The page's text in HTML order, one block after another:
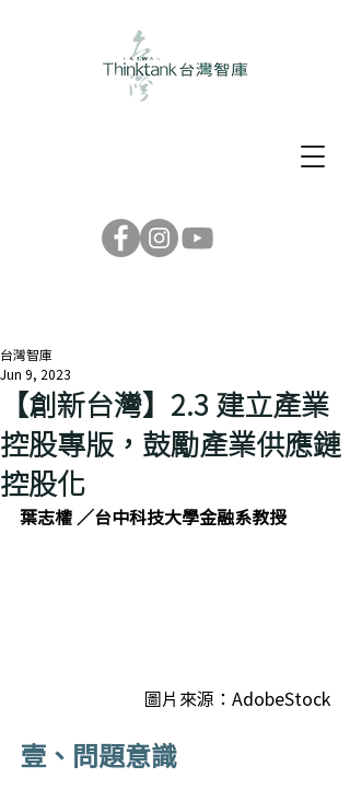
【創新台灣】2.3 建立產業
控股專版，鼓勵產業供應鏈
控股化
台灣智庫
Jun 9, 2023
葉志權 ／台中科技大學金融系教授
圖片來源：AdobeStock
壹、問題意識